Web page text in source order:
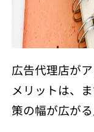
広告代理店が
メリットは、
策の幅が広がる